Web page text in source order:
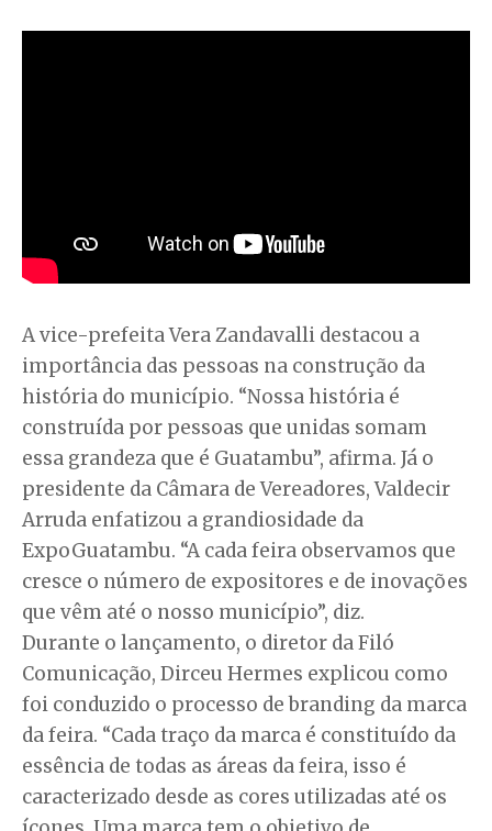
A vice-prefeita Vera Zandavalli destacou a
importância das pessoas na construção da
história do município. “Nossa história é
construída por pessoas que unidas somam
essa grandeza que é Guatambu”, afirma. Já o
presidente da Câmara de Vereadores, Valdecir
Arruda enfatizou a grandiosidade da
ExpoGuatambu. “A cada feira observamos que
cresce o número de expositores e de inovações
que vêm até o nosso município”, diz.
Durante o lançamento, o diretor da Filó
Comunicação, Dirceu Hermes explicou como
foi conduzido o processo de branding da marca
da feira. “Cada traço da marca é constituído da
essência de todas as áreas da feira, isso é
caracterizado desde as cores utilizadas até os